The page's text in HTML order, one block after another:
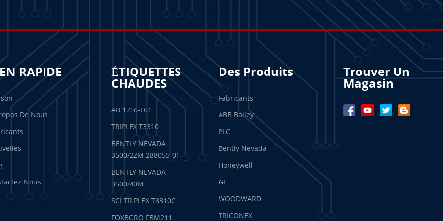
RAPIDE
De Nous
Nous
ÉTIQUETTES
CHAUDES
AB 1756-L61
TRIPLEX T3310
BENTLY NEVADA
3500/22M 288055-01
BENTLY NEVADA
3500/40M
SCI TRIPLEX T8310C
FOXBORO FBM211
Des Produits
Fabricants
ABB Bailey
PLC
Bently Nevada
Honeywell
GE
WOODWARD
TRICONEX
Trouver Un
Magasin